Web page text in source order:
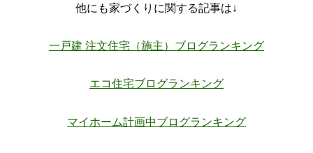
他にも家づくりに関する記事は↓
一戸建 注文住宅（施主）ブログランキング
エコ住宅ブログランキング
マイホーム計画中ブログランキング